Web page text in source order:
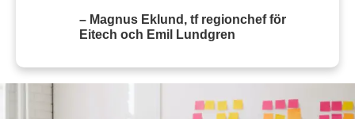
– Magnus Eklund, tf regionchef för
Eitech och Emil Lundgren